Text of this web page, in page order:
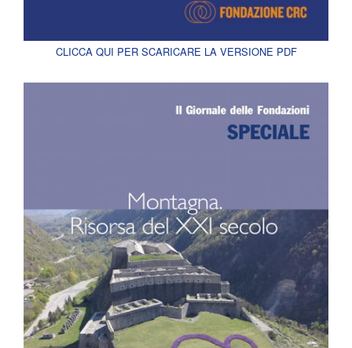
CLICCA QUI PER SCARICARE LA VERSIONE PDF